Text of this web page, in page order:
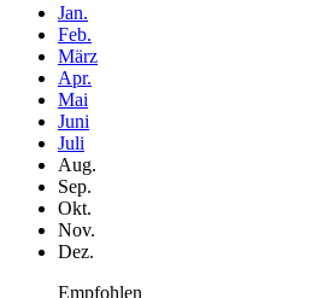
Jan.
Feb.
März
Apr.
Mai
Juni
Juli
Aug.
Sep.
Okt.
Nov.
Dez.
Empfohlen